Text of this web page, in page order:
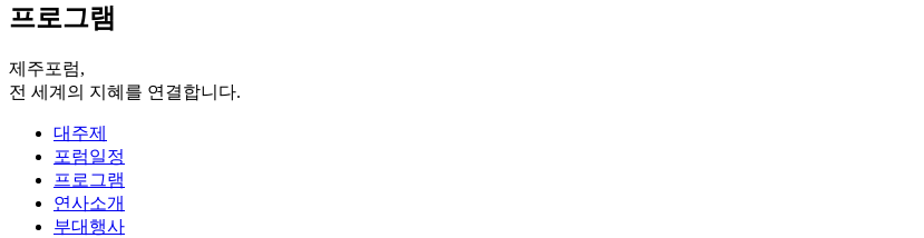
프로그램
제주포럼,
전 세계의 지혜를 연결합니다.
대주제
포럼일정
프로그램
연사소개
부대행사